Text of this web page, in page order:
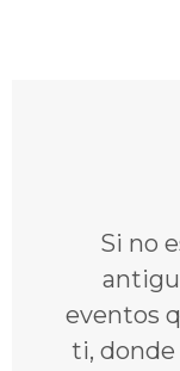
Si no
eventos
ti, donde